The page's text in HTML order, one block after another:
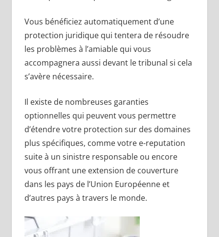
Vous bénéficiez automatiquement d’une
protection juridique qui tentera de résoudre
les problèmes à l’amiable qui vous
accompagnera aussi devant le tribunal si cela
s’avère nécessaire.
Il existe de nombreuses garanties
optionnelles qui peuvent vous permettre
d’étendre votre protection sur des domaines
plus spécifiques, comme votre e-reputation
suite à un sinistre responsable ou encore
vous offrant une extension de couverture
dans les pays de l’Union Européenne et
d’autres pays à travers le monde.